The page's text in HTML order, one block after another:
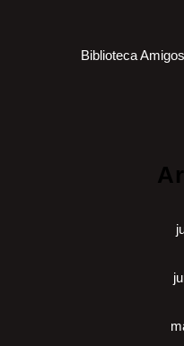
Biblioteca